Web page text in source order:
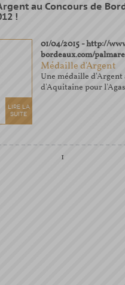
au Concours de
!
LIRE LA
SUITE
01/04/2015 - http://
bordeaux.com/
Médaille d'Argent
Une médaille d'Argent
d'Aquitaine pour
1